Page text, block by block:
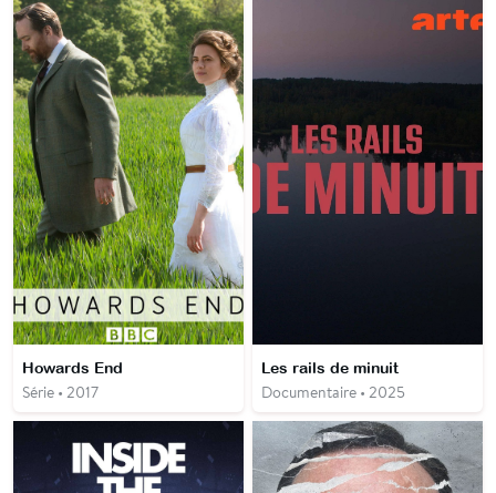
Howards End
Série • 2017
Les rails de minuit
Documentaire • 2025